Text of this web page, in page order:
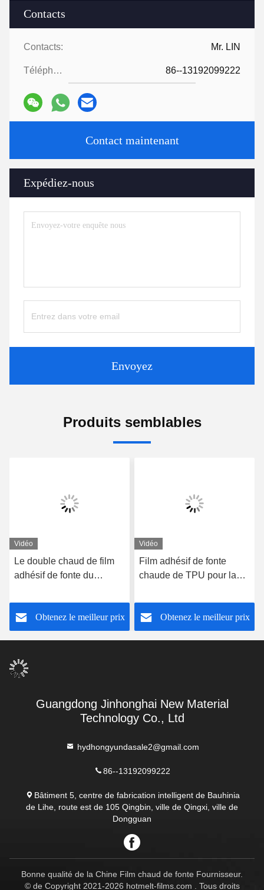
Contacts
Contacts: Mr. LIN
Téléphone: 86--13192099222
Contact maintenant
Expédiez-nous
Envoyez
Produits semblables
Vidéo
Le double chaud de film
adhésif de fonte du
sport a dégrossi 0.18mm
0.2mmObtenez le meilleur prix
Vidéo
Film adhésif de fonte
chaude de TPU pour la
de textile 0.1mm 0.12mm
Obtenez le meilleur prix
Guangdong Jinhonghai New Material
Technology Co., Ltd
hydhongyundasale2@gmail.com
86--13192099222
Bâtiment 5, centre de fabrication intelligent de Bauhinia
de Lihe, route est de 105 Qingbin, ville de Qingxi, ville de
Dongguan
Bonne qualité de la Chine Film chaud de fonte Fournisseur.
© de Copyright 2021-2026 hotmelt-films.com . Tous droits